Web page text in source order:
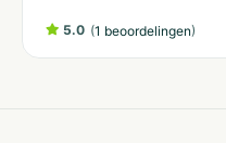
5.0 (1 beoordelingen)